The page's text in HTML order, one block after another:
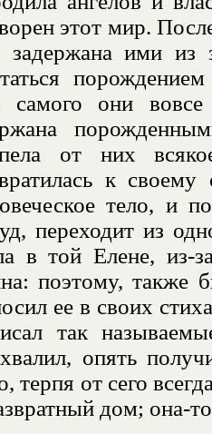
этот мир.
задержана ими из
самого они
от них
к
тело, и
переходит из
в той Елене, из-
поэтому, также
ее в своих
так
опять
терпя от сего
дом; она-то